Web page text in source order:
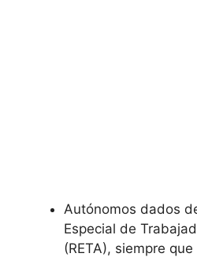
Autónomos dados
Especial de
(RETA), siempre